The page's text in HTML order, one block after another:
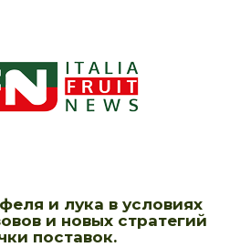
и лука в условиях
и новых стратегий
поставок.